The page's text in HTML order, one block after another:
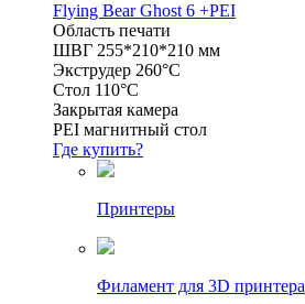
Flying Bear Ghost 6 +PEI
Область печати
ШВГ 255*210*210 мм
Экструдер 260°C
Стол 110°C
Закрытая камера
PEI магнитный стол
Где купить?
Принтеры
Филамент для 3D принтера